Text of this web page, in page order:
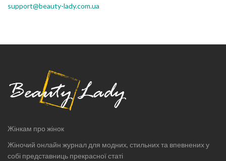
support@beauty-lady.com.ua
Жінкам про жінок
Жіночий онлайн журнал для модних, стильних та впевнених у
собі представниць прекрасної статі